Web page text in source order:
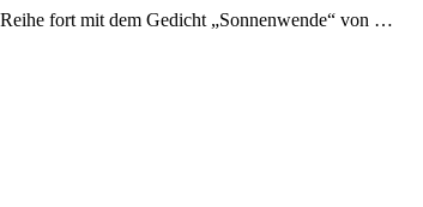
fort mit dem Gedicht „Sonnenwende“ von …